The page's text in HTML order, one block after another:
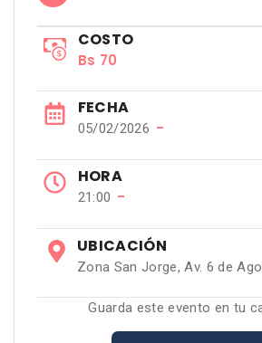
COSTO
Bs 70
FECHA
05/02/2026 −
HORA
21:00 −
UBICACIÓN
Zona San Jorge, Av. 6 de
Guarda este evento en tu